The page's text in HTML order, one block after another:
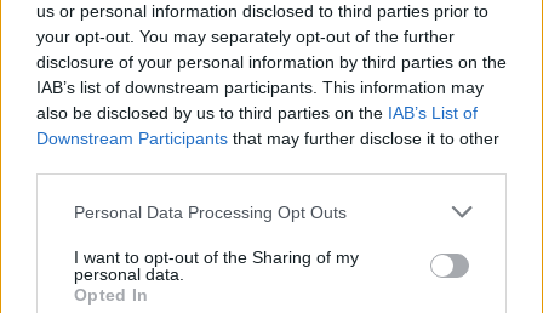
us or personal information disclosed to third parties prior to
your opt-out. You may separately opt-out of the further
disclosure of your personal information by third parties on the
IAB’s list of downstream participants. This information may
also be disclosed by us to third parties on the IAB’s List of
Downstream Participants that may further disclose it to other
Personal Data Processing Opt Outs
I want to opt-out of the Sharing of my
personal data.
Opted In
Sadepäivien määärä syyskuussa
aikaisempina vuosina
9 kpl
18 kpl